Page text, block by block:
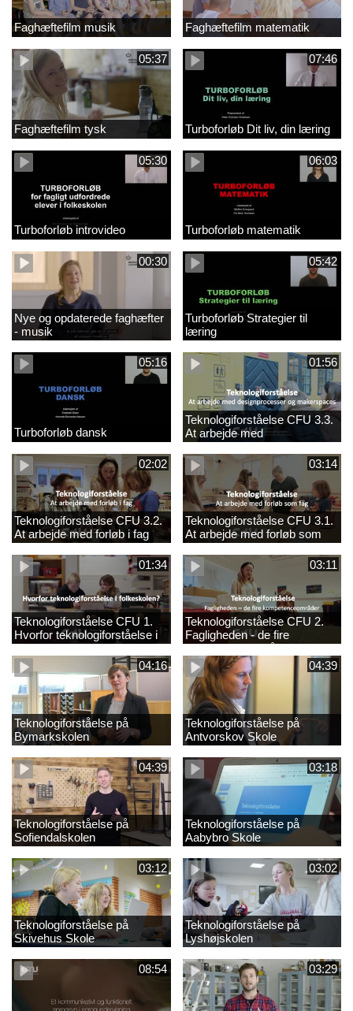
Faghæftefilm musik Faghæftefilm matematik
05:37
Faghæftefilm tysk
07:46
Turboforløb Dit liv, din læring
05:30
Turboforløb introvideo
06:03
Turboforløb matematik
00:30
Nye og opdaterede faghæfter
- musik
05:42
Turboforløb Strategier til
læring
05:16
Turboforløb dansk
01:56
Teknologiforståelse CFU 3.3.
At arbejde med
designprocesser og
makerspaces
02:02
Teknologiforståelse CFU 3.2.
At arbejde med forløb i fag
03:14
Teknologiforståelse CFU 3.1.
At arbejde med forløb som
fag
01:34
Teknologiforståelse CFU 1.
Hvorfor teknologiforståelse i
folkeskolen?
03:11
Teknologiforståelse CFU 2.
Fagligheden - de fire
kompetenceområder
04:16
Teknologiforståelse på
Bymarkskolen
04:39
Teknologiforståelse på
Antvorskov Skole
04:39
Teknologiforståelse på
Sofiendalskolen
03:18
Teknologiforståelse på
Aabybro Skole
03:12
Teknologiforståelse på
Skivehus Skole
03:02
Teknologiforståelse på
Lyshøjskolen
08:54 03:29